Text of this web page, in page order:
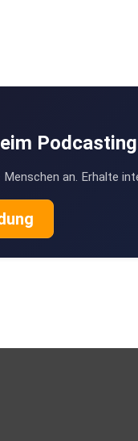
an. Erhalte